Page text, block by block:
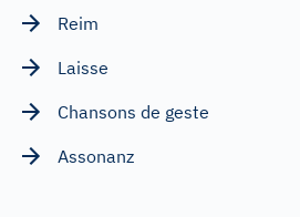
Reim
Laisse
Chansons de geste
Assonanz